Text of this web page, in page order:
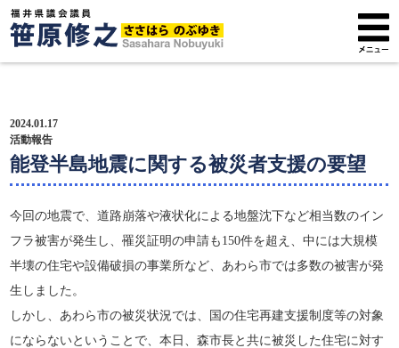
プロフィール
政策方針
活動報告
広報紙
サポーター募集
2024.01.17
活動報告
能登半島地震に関する被災者支援の要望
今回の地震で、道路崩落や液状化による地盤沈下など相当数のイン
フラ被害が発生し、罹災証明の申請も150件を超え、中には大規模
半壊の住宅や設備破損の事業所など、あわら市では多数の被害が発
生しました。
しかし、あわら市の被災状況では、国の住宅再建支援制度等の対象
にならないということで、本日、森市長と共に被災した住宅に対す